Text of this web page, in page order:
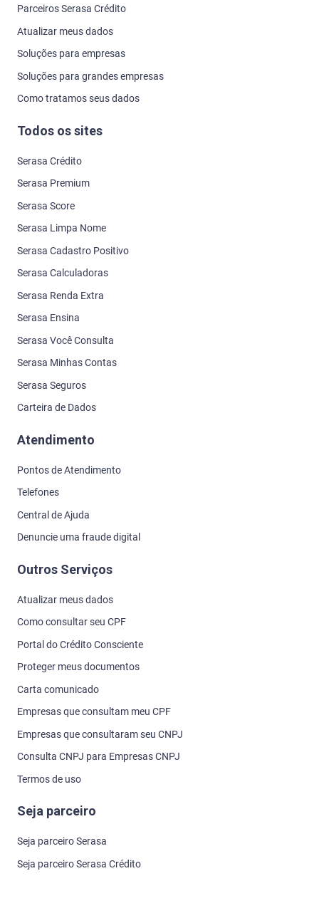
Parceiros Serasa Crédito
Atualizar meus dados
Soluções para empresas
Soluções para grandes empresas
Como tratamos seus dados
Todos os sites
Serasa Crédito
Serasa Premium
Serasa Score
Serasa Limpa Nome
Serasa Cadastro Positivo
Serasa Calculadoras
Serasa Renda Extra
Serasa Ensina
Serasa Você Consulta
Serasa Minhas Contas
Serasa Seguros
Carteira de Dados
Atendimento
Pontos de Atendimento
Telefones
Central de Ajuda
Denuncie uma fraude digital
Outros Serviços
Atualizar meus dados
Como consultar seu CPF
Portal do Crédito Consciente
Proteger meus documentos
Carta comunicado
Empresas que consultam meu CPF
Empresas que consultaram seu CNPJ
Consulta CNPJ para Empresas CNPJ
Termos de uso
Seja parceiro
Seja parceiro Serasa
Seja parceiro Serasa Crédito